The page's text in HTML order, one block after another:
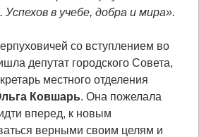
в учебе, добра и мира».
со вступлением во
депутат городского Совета,
местного отделения
Ковшарь. Она пожелала
вперед, к новым
верными своим целям и